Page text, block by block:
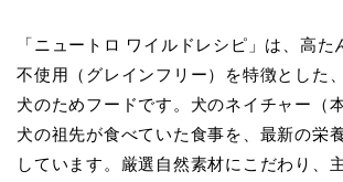
「ニュートロ ワイルドレシピ」は、高た
不使用（グレインフリー）を特徴とした
犬のためフードです。犬のネイチャー（
犬の祖先が食べていた食事を、最新の栄
しています。厳選自然素材にこだわり、